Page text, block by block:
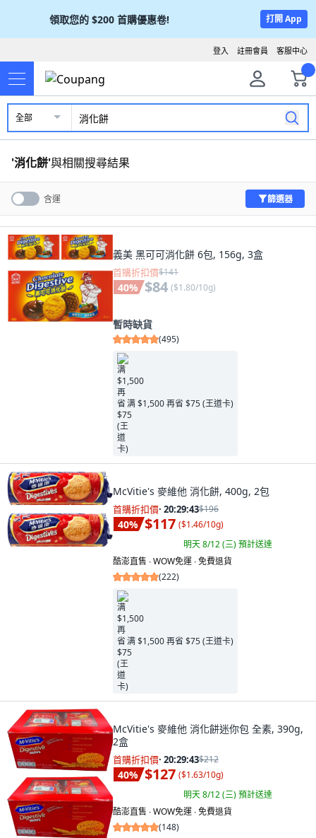
領取您的 $200 首購優惠卷! 打開 App
客服中心
註冊會員
登入
全部
'消化餅'與相關搜尋結果
含運 篩選器
義美 黑可可消化餅 6包, 156g, 3盒
首購折扣價$141
40% $84 ($1.80/10g)
暫時缺貨
(495)
满 $1,500 再省 $75 (王道卡)
McVitie's 麥維他 消化餅, 400g, 2包
首購折扣價· 20:29:41$196
40% $117 ($1.46/10g)
明天 8/12 (三)預計送達
酷澎直售 ∙ WOW免運 ∙ 免費退貨
(222)
满 $1,500 再省 $75 (王道卡)
McVitie's 麥維他 消化餅迷你包 全素, 390g,
2盒
首購折扣價· 20:29:41$212
40% $127 ($1.63/10g)
明天 8/12 (三)預計送達
酷澎直售 ∙ WOW免運 ∙ 免費退貨
(148)